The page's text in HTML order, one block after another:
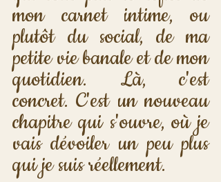
mon carnet intime, ou
plutôt du social, de ma
petite vie banale et de mon
quotidien. Là, c'est
concret. C'est un nouveau
chapitre qui s'ouvre, où je
vais dévoiler un peu plus
qui je suis réellement.